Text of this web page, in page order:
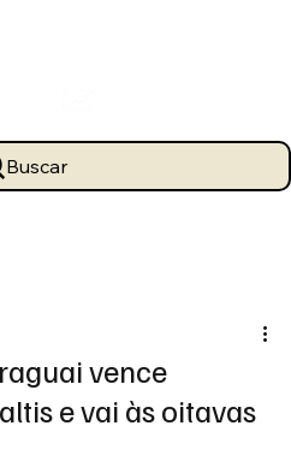
Buscar
vence
e vai às oitavas